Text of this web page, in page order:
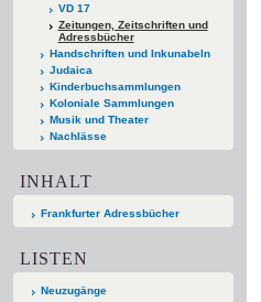
VD 17
Zeitungen, Zeitschriften und
Adressbücher
Handschriften und Inkunabeln
Judaica
Kinderbuchsammlungen
Koloniale Sammlungen
Musik und Theater
Nachlässe
INHALT
Frankfurter Adressbücher
LISTEN
Neuzugänge